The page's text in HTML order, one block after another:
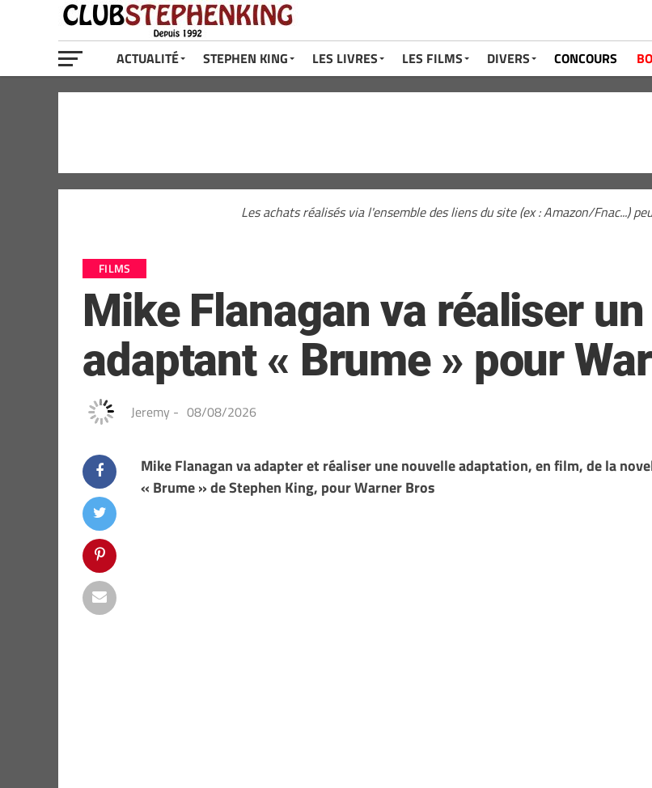
ACTUALITÉ STEPHEN KING LES LIVRES LES FILMS DIVERS CONCOURS
Les achats réalisés via l'ensemble des liens du site (ex : Amazon/Fnac...)
FILMS
Mike Flanagan va réaliser
adaptant « Brume » pour
Jeremy - 08/08/2026
Mike Flanagan va adapter et réaliser une nouvelle adaptation, en film, de la
« Brume » de Stephen King, pour Warner Bros